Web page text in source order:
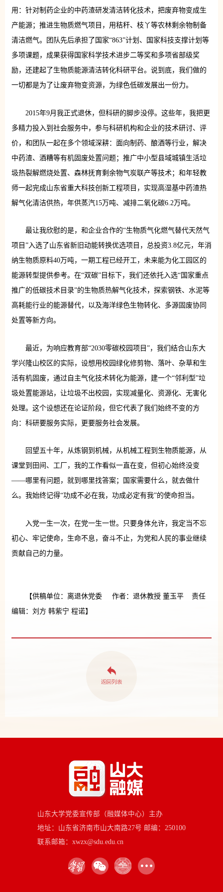
用：针对制药企业的中药渣研发清洁转化技术，把废弃物变成生
产能源；推进生物质燃气项目，用秸秆、枝丫等农林剩余物制备
清洁燃气。团队先后承担了国家“863”计划、国家科技支撑计划等
多项课题，成果获得国家科学技术进步二等奖和多项省部级奖
励，还建起了生物质能源清洁转化科研平台。说到底，我们做的
一切都是为了让废弃物变资源，为绿色低碳发展出一份力。
2015年9月我正式退休，但科研的脚步没停。这些年，我把更
多精力投入到社会服务中，参与科研机构和企业的技术研讨、评
价，和团队一起在多个领域深耕：面向制药、酿酒等行业，解决
中药渣、酒糟等有机固废处置问题；推广中小型县域城镇生活垃
圾热裂解燃烧处置、森林抚育剩余物气炭联产等技术；和年轻教
师一起完成山东省重大科技创新工程项目，实现高湿基中药渣热
解气化清洁供热，年供蒸汽15万吨、减排二氧化碳6.2万吨。
最让我欣慰的是，和企业合作的“生物质气化燃气替代天然气
项目”入选了山东省新旧动能转换优选项目，总投资3.8亿元，年消
纳生物质原料40万吨，一期工程已经开工，未来能为化工园区的
能源转型提供参考。在“双碳”目标下，我们还依托入选“国家重点
推广的低碳技术目录”的生物质热解气化技术，探索钢铁、水泥等
高耗能行业的能源替代，以及海洋绿色生物转化、多源固废协同
处置等新方向。
最近，为响应教育部“2030零碳校园项目”，我们结合山东大
学兴隆山校区的实际，设想用校园绿化修剪物、落叶、杂草和生
活有机固废，通过自主气化技术转化为能源，建一个“邻利型”垃
圾处置能源站，让垃圾不出校园，实现减量化、资源化、无害化
处理。这个设想还在论证阶段，但它代表了我们始终不变的方
向：科研要服务实际，更要服务社会发展。
回望五十年，从炼钢到机械，从机械工程到生物质能源，从
课堂到田间、工厂，我的工作看似一直在变，但初心始终没变
——哪里有问题，就到哪里找答案；国家需要什么，就去做什
么。我始终记得“功成不必在我，功成必定有我”的使命担当。
入党一生一次，在党一生一世。只要身体允许，我定当不忘
初心、牢记使命，生命不息，奋斗不止，为党和人民的事业继续
贡献自己的力量。
【供稿单位：离退休党委 作者：退休教授 董玉平 责任
编辑：刘方 韩紫宁 程诺】
山东大学党委宣传部（融媒体中心）主办
地址：山东省济南市山大南路27号 邮编：250100
联系邮箱：xwzx@sdu.edu.cn